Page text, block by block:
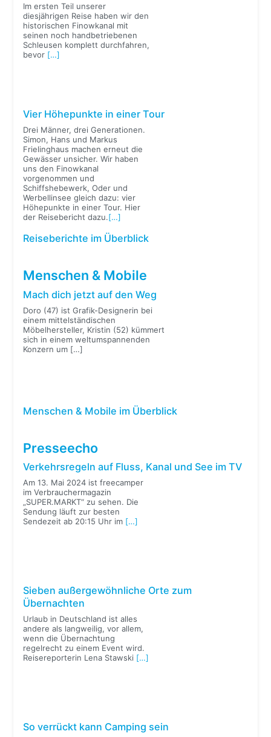
Im ersten Teil unserer
diesjährigen Reise haben wir den
historischen Finowkanal mit
seinen noch handbetriebenen
Schleusen komplett durchfahren,
bevor […]
Vier Höhepunkte in einer Tour
Drei Männer, drei Generationen.
Simon, Hans und Markus
Frielinghaus machen erneut die
Gewässer unsicher. Wir haben
uns den Finowkanal
vorgenommen und
Schiffshebewerk, Oder und
Werbellinsee gleich dazu: vier
Höhepunkte in einer Tour. Hier
der Reisebericht dazu.[…]
Reiseberichte im Überblick
Menschen & Mobile
Mach dich jetzt auf den Weg
Doro (47) ist Grafik-Designerin bei
einem mittelständischen
Möbelhersteller, Kristin (52) kümmert
sich in einem weltumspannenden
Konzern um […]
Menschen & Mobile im Überblick
Presseecho
Verkehrsregeln auf Fluss, Kanal und See im TV
Am 13. Mai 2024 ist freecamper
im Verbrauchermagazin
„SUPER.MARKT“ zu sehen. Die
Sendung läuft zur besten
Sendezeit ab 20:15 Uhr im […]
Sieben außergewöhnliche Orte zum
Übernachten
Urlaub in Deutschland ist alles
andere als langweilig, vor allem,
wenn die Übernachtung
regelrecht zu einem Event wird.
Reisereporterin Lena Stawski […]
So verrückt kann Camping sein